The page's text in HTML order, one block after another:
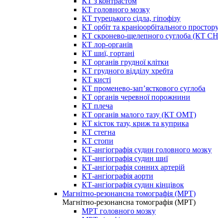
КТ головного мозку
КТ турецького сідла, гіпофізу
КТ орбіт та краніоорбітального
КТ скронево-щелепного суглоба (КТ
КТ лор-органів
КТ шиї, гортані
КТ органів грудної клітки
КТ грудного відділу хребта
КТ кисті
КТ променево-зап’ясткового суглоба
КТ органів черевної порожнини
КТ плеча
КТ органів малого тазу (КТ ОМТ)
КТ кісток тазу, криж та куприка
КТ стегна
КТ стопи
КТ-ангіографія судин головного мозку
КТ-ангіографія судин шиї
КТ-ангіографія сонних артерій
КТ-ангіографія аорти
КТ-ангіографія судин кінцівок
Магнітно-резонансна томографія (МРТ)
Магнітно-резонансна томографія (МРТ)
МРТ головного мозку